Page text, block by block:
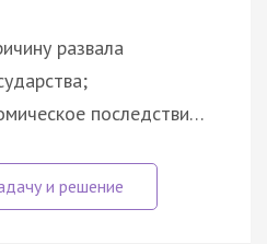
развала
последстви…